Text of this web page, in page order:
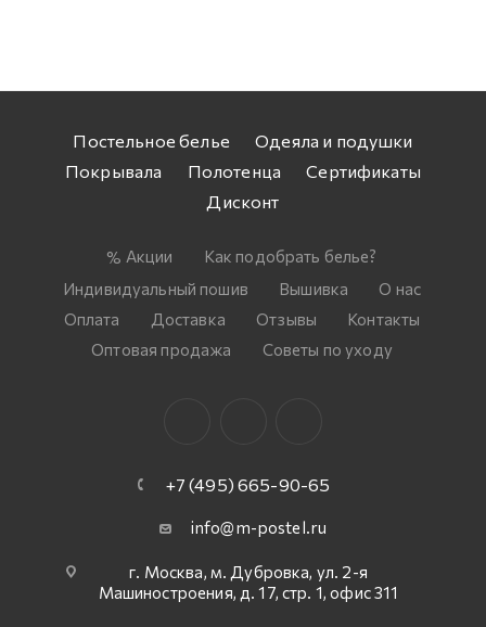
Постельное белье
Одеяла и подушки
Покрывала
Полотенца
Сертификаты
Дисконт
Акции
Как подобрать белье?
Индивидуальный пошив
Вышивка
О нас
Оплата
Доставка Отзывы
Контакты
Оптовая продажа
Советы по уходу
+7 (495) 665-90-65
info@m-postel.ru
г. Москва, м. Дубровка, ул. 2-я
Машиностроения, д. 17, стр. 1, офис 311